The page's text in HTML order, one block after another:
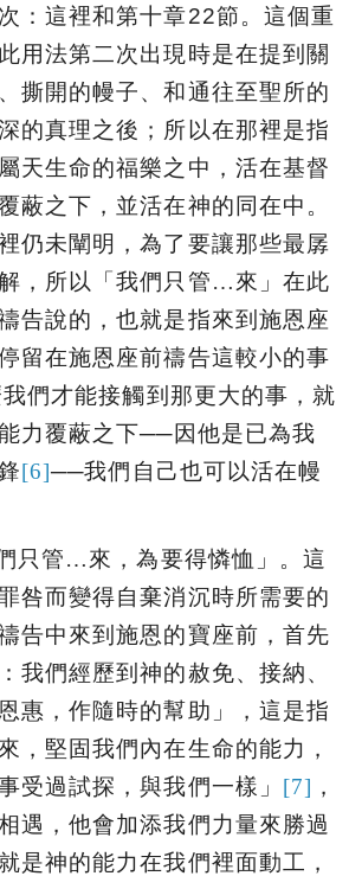
：這裡和第十章22節。這個重
用法第二次出現時是在提到關
撕開的幔子、和通往至聖所的
的真理之後；所以在那裡是指
天生命的福樂之中，活在基督
蔽之下，並活在神的同在中。
仍未闡明，為了要讓那些最孱
，所以「我們只管…來 」在此
告說的，也就是指來到施恩座
留在施恩座前禱告這較小的事
我們才能接觸到那更大的事，就
力覆蔽之下──因他是已為我
[6]──我們自己也可以活在幔
只管…來，為要得憐恤 」。這
咎而變得自棄消沉時所需要的
告中來到施恩的寶座前，首先
我們經歷到神的赦免、接納、
惠，作隨時的幫助 」，這是指
，堅固我們內在生命的能力，
受過試探，與我們一樣 」 [7] ，
遇，他會加添我們力量來勝過
是神的能力在我們裡面動工，